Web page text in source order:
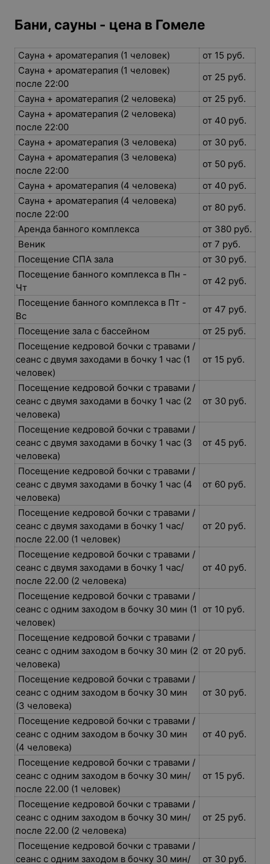
Бани, сауны - цена в Гомеле
Cауна + ароматерапия (1 человек)
от 15 руб.
Cауна + ароматерапия (1 человек)
после 22:00
от 25 руб.
Cауна + ароматерапия (2 человека)
от 25 руб.
Cауна + ароматерапия (2 человека)
после 22:00
от 40 руб.
Cауна + ароматерапия (3 человека)
от 30 руб.
Cауна + ароматерапия (3 человека)
после 22:00
от 50 руб.
Cауна + ароматерапия (4 человека)
от 40 руб.
Cауна + ароматерапия (4 человека)
после 22:00
от 80 руб.
Аренда банного комплекса
от 380 руб.
Веник
от 7 руб.
Посещение СПА зала
от 30 руб.
Посещение банного комплекса в Пн -
Чт
от 42 руб.
Посещение банного комплекса в Пт -
Вс
от 47 руб.
Посещение зала с бассейном
от 25 руб.
Посещение кедровой бочки с травами /
сеанс с двумя заходами в бочку 1 час (1
человек)
от 15 руб.
Посещение кедровой бочки с травами /
сеанс с двумя заходами в бочку 1 час (2
человека)
от 30 руб.
Посещение кедровой бочки с травами /
сеанс с двумя заходами в бочку 1 час (3
человека)
от 45 руб.
Посещение кедровой бочки с травами /
сеанс с двумя заходами в бочку 1 час (4
человека)
от 60 руб.
Посещение кедровой бочки с травами /
сеанс с двумя заходами в бочку 1 час/
после 22.00 (1 человек)
от 20 руб.
Посещение кедровой бочки с травами /
сеанс с двумя заходами в бочку 1 час/
после 22.00 (2 человека)
от 40 руб.
Посещение кедровой бочки с травами /
сеанс с одним заходом в бочку 30 мин (1
человек)
от 10 руб.
Посещение кедровой бочки с травами /
сеанс с одним заходом в бочку 30 мин (2
человека)
от 20 руб.
Посещение кедровой бочки с травами /
сеанс с одним заходом в бочку 30 мин
(3 человека)
от 30 руб.
Посещение кедровой бочки с травами /
сеанс с одним заходом в бочку 30 мин
(4 человека)
от 40 руб.
Посещение кедровой бочки с травами /
сеанс с одним заходом в бочку 30 мин/
после 22.00 (1 человек)
от 15 руб.
Посещение кедровой бочки с травами /
сеанс с одним заходом в бочку 30 мин/
после 22.00 (2 человека)
от 25 руб.
Посещение кедровой бочки с травами /
сеанс с одним заходом в бочку 30 мин/
от 30 руб.